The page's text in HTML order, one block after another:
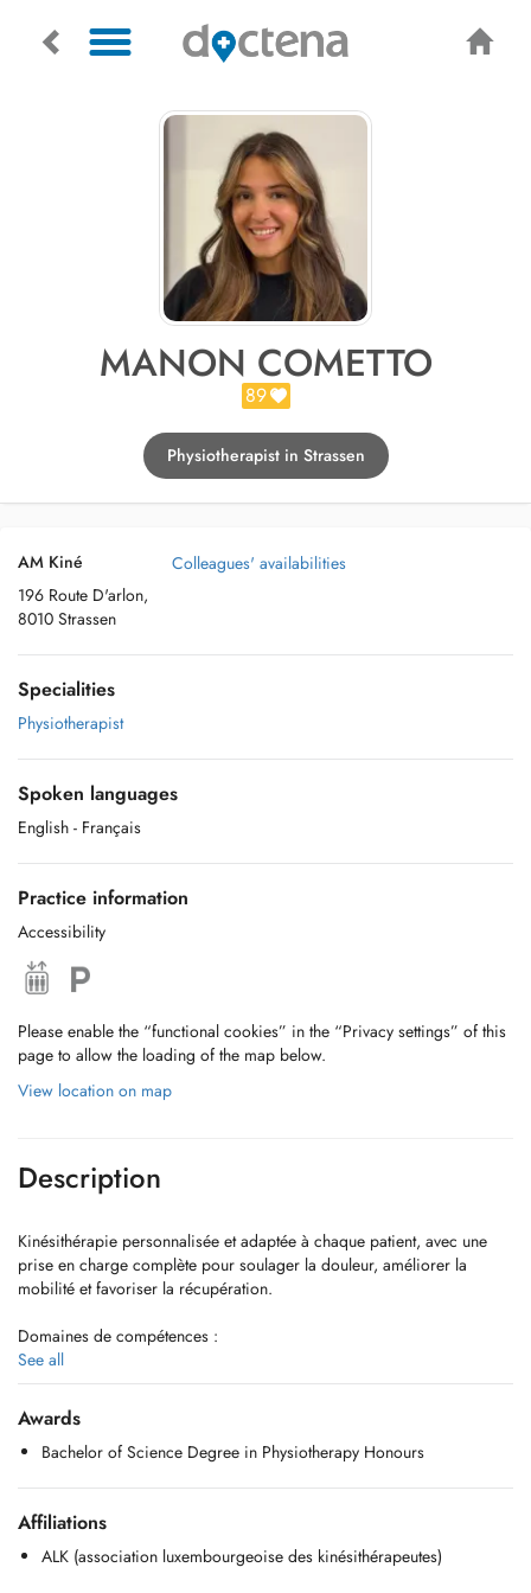
MANON COMETTO
89
Physiotherapist in Strassen
AM Kiné
196 Route D'arlon,
8010 Strassen
Colleagues' availabilities
Specialities
Physiotherapist
Spoken languages
English - Français
Practice information
Accessibility
Please enable the “functional cookies” in the “Privacy settings” of this
page to allow the loading of the map below.
View location on map
Description
Kinésithérapie personnalisée et adaptée à chaque patient, avec une
prise en charge complète pour soulager la douleur, améliorer la
mobilité et favoriser la récupération.
Domaines de compétences :
- orthopédie/traumatologie
- rhumatologie
- kinésithérapie sportive
- rééducation posturale
- neurologie
- rééducation post-partum
- rééducation post-opératoire
- kinésithérapie respiratoire
See all
Awards
Bachelor of Science Degree in Physiotherapy Honours
Affiliations
ALK (association luxembourgeoise des kinésithérapeutes)